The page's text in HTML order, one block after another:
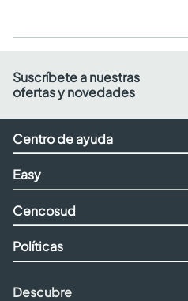
Suscríbete a nuestras
ofertas y novedades
Centro de ayuda
Easy
Cencosud
Políticas
Descubre